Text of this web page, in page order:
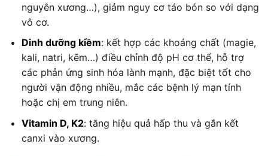
nguyên xương…), giảm nguy cơ táo bón so với dạng
vô cơ.
Dinh dưỡng kiềm: kết hợp các khoáng chất (magie,
kali, natri, kẽm…) điều chỉnh độ pH cơ thể, hỗ trợ
các phản ứng sinh hóa lành mạnh, đặc biệt tốt cho
người vận động nhiều, mắc các bệnh lý mạn tính
hoặc chị em trung niên.
Vitamin D, K2: tăng hiệu quả hấp thu và gắn kết
canxi vào xương.